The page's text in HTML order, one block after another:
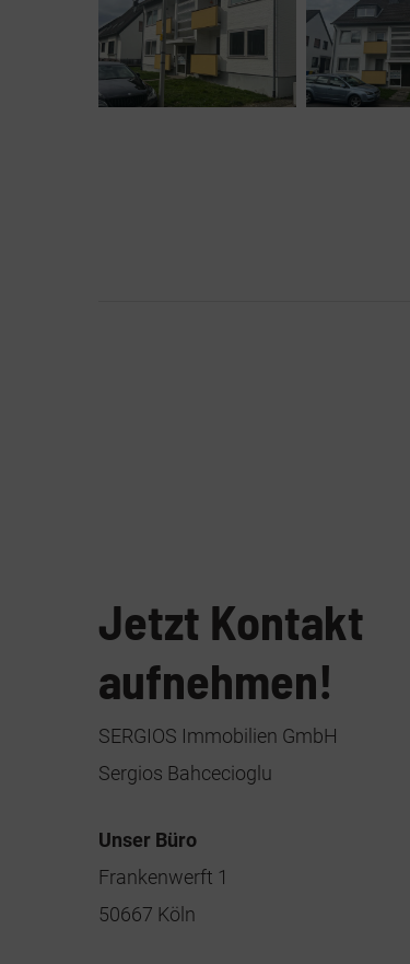
Jetzt Kontakt
aufnehmen!
SERGIOS Immobilien GmbH
Sergios Bahcecioglu
Unser Büro
Frankenwerft 1
50667 Köln